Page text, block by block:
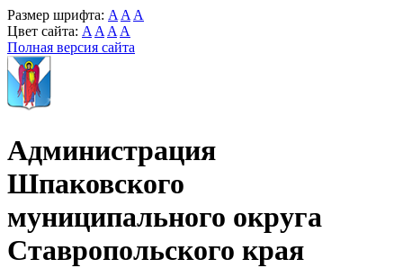
Размер шрифта: A A A
Цвет сайта: A A A A
Полная версия сайта
Администрация
Шпаковского
муниципального округа
Ставропольского края